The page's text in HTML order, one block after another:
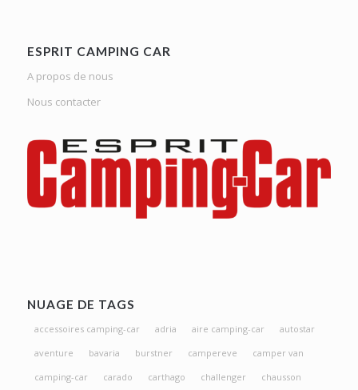
ESPRIT CAMPING CAR
A propos de nous
Nous contacter
NUAGE DE TAGS
accessoires camping-car adria aire camping-car
autostar
aventure
bavaria burstner campereve
camper van
camping-car
carado carthago challenger
chausson